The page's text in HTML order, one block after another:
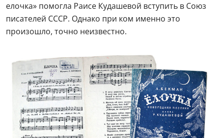
елочка» помогла Раисе Кудашевой вступить в Союз
писателей СССР. Однако при ком именно это
произошло, точно неизвестно.